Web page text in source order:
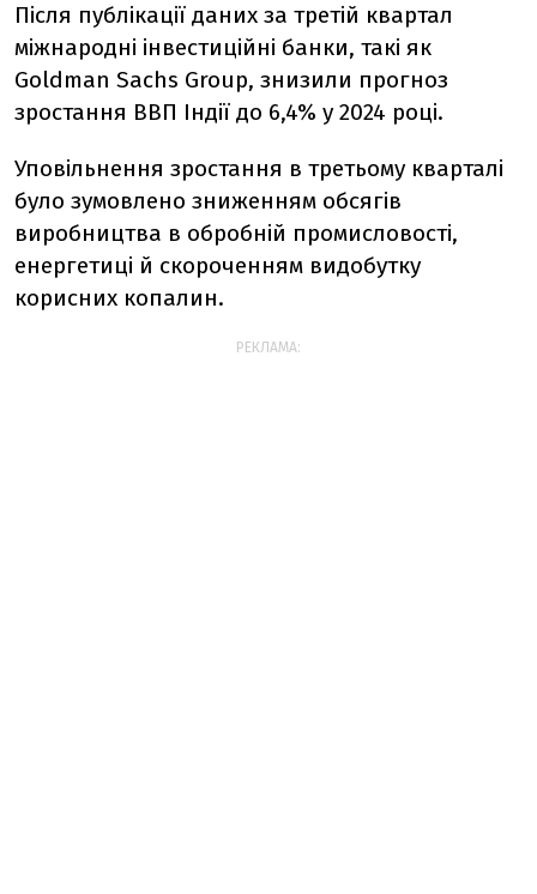
Після публікації даних за третій квартал
міжнародні інвестиційні банки, такі як
Goldman Sachs Group, знизили прогноз
зростання ВВП Індії до 6,4% у 2024 році.
Уповільнення зростання в третьому кварталі
було зумовлено зниженням обсягів
виробництва в обробній промисловості,
енергетиці й скороченням видобутку
корисних копалин.
РЕКЛАМА: